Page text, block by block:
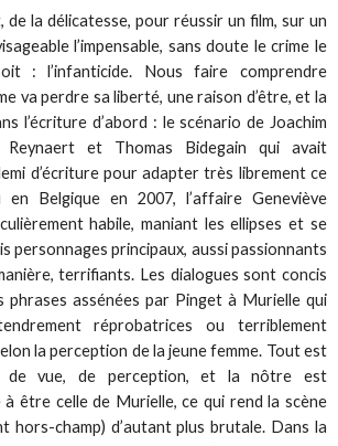
la délicatesse, pour réussir un film, sur un
l’impensable, sans doute le crime le
: l’infanticide. Nous faire comprendre
va perdre sa liberté, une raison d’être, et la
l’écriture d’abord : le scénario de Joachim
Reynaert et Thomas Bidegain qui avait
d’écriture pour adapter très librement ce
Belgique en 2007, l’affaire Geneviève
habile, maniant les ellipses et se
personnages principaux, aussi passionnants
terrifiants. Les dialogues sont concis
phrases assénées par Pinget à Murielle qui
réprobatrices ou terriblement
la perception de la jeune femme. Tout est
de vue, de perception, et la nôtre est
à être celle de Murielle, ce qui rend la scène
hors-champ) d’autant plus brutale. Dans la